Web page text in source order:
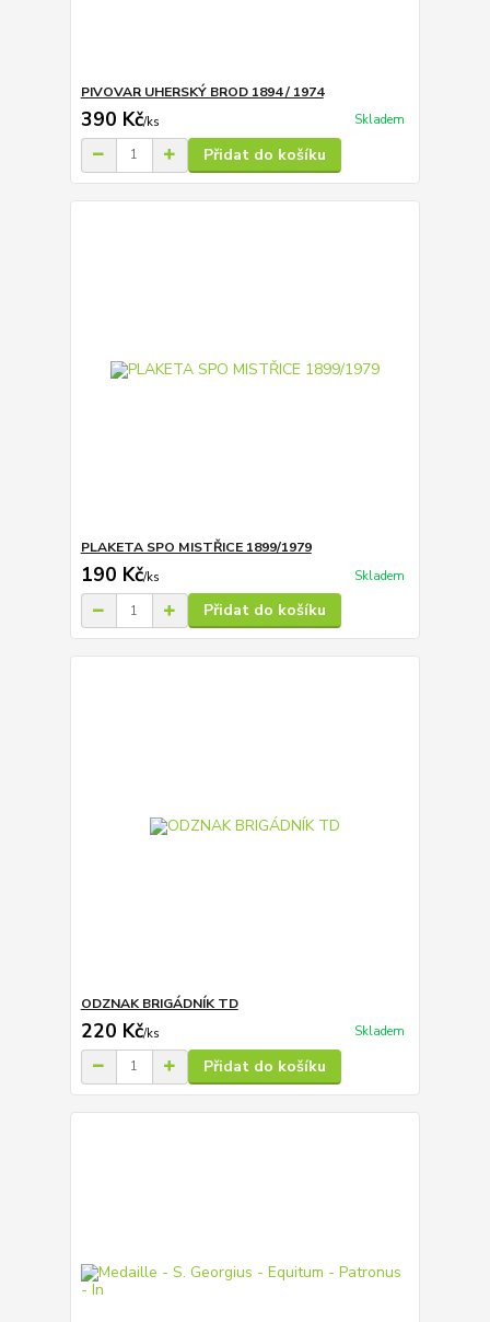
PIVOVAR UHERSKÝ BROD 1894 / 1974
390 Kč/ks Skladem
Přidat do košíku
PLAKETA SPO MISTŘICE 1899/1979
190 Kč/ks Skladem
Přidat do košíku
ODZNAK BRIGÁDNÍK TD
220 Kč/ks Skladem
Přidat do košíku